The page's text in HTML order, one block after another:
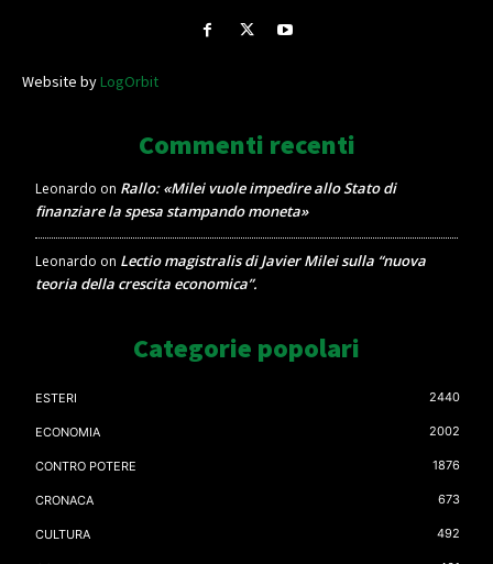
Website byLogOrbit
Commenti recenti
Leonardo on Rallo: «Milei vuole impedire allo Stato di
finanziare la spesa stampando moneta»
Leonardo on Lectio magistralis di Javier Milei sulla “nuova
teoria della crescita economica”.
Categorie popolari
ESTERI 2440
ECONOMIA 2002
CONTRO POTERE 1876
CRONACA 673
CULTURA 492